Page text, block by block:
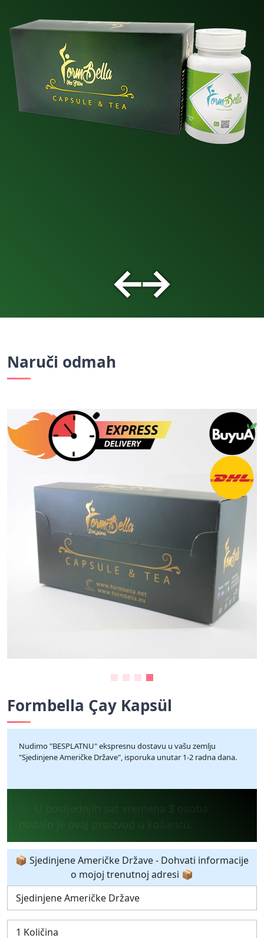
←→
Naruči odmah
Formbella Çay Kapsül
Nudimo "BESPLATNU" ekspresnu dostavu u vašu zemlju
"Sjedinjene Američke Države", isporuka unutar 1-2 radna dana.
📦 Sjedinjene Američke Države - Dohvati informacije
o mojoj trenutnoj adresi 📦